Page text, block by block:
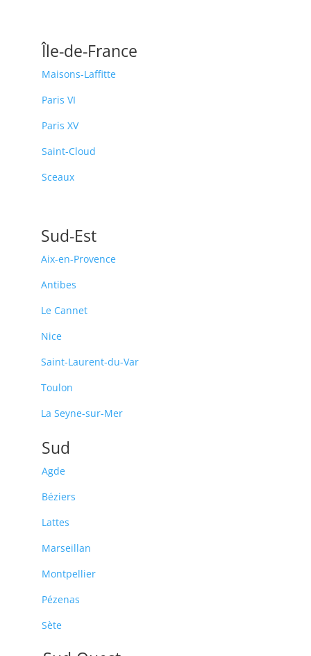
Île-de-France
Maisons-Laffitte
Paris VI
Paris XV
Saint-Cloud
Sceaux
Sud-Est
Aix-en-Provence
Antibes
Le Cannet
Nice
Saint-Laurent-du-Var
Toulon
La Seyne-sur-Mer
Sud
Agde
Béziers
Lattes
Marseillan
Montpellier
Pézenas
Sète